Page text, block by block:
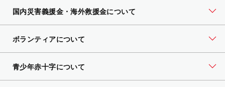
国内災害義援金・海外救援金について
ボランティアについて
青少年赤十字について